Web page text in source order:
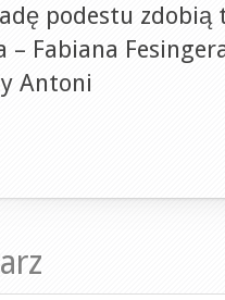
podestu zdobią
Fabiana
Antoni